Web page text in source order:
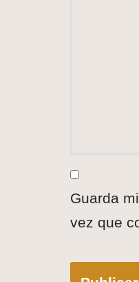
Guarda
vez que